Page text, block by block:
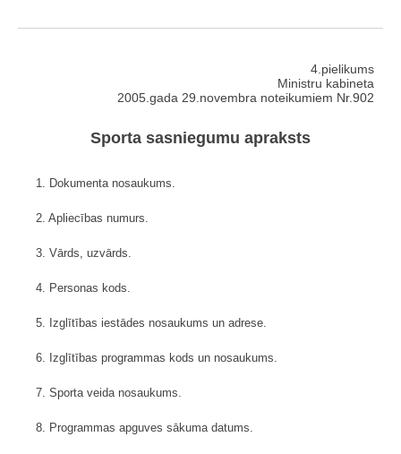
4.pielikums
Ministru kabineta
2005.gada 29.novembra noteikumiem Nr.902
Sporta sasniegumu apraksts
1. Dokumenta nosaukums.
2. Apliecības numurs.
3. Vārds, uzvārds.
4. Personas kods.
5. Izglītības iestādes nosaukums un adrese.
6. Izglītības programmas kods un nosaukums.
7. Sporta veida nosaukums.
8. Programmas apguves sākuma datums.